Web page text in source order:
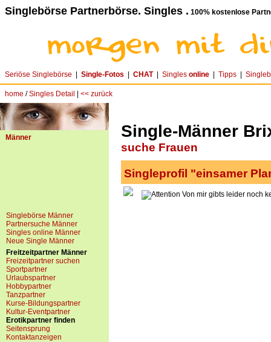
Singlebörse Partnerbörse. Singles . 100% kostenlose
Seriöse Singlebörse Single-Fotos CHAT| Singles online Tipps
home /Singles Detail << zurück
Männer
Singlebörse Männer
Partnersuche Männer
Singles online Männer
Neue Single Männer
Freitzeitpartner Männer
Freizeitpartner suchen
Sportpartner
Urlaubspartner
Hobbypartner
Tanzpartner
Kurse-Bildungspartner
Kultur-Eventpartner
Erotikpartner finden
Seitensprung
Kontaktanzeigen
Single-Männer
suche Frauen
Singleprofil "einsamer
Von mir gibts leider noch